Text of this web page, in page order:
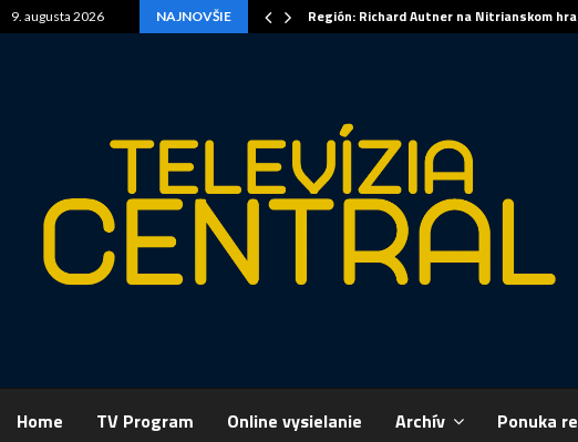
9. augusta 2026 NAJNOVŠIE Región: Richard Autner na Nitrianskom
Home TV Program Online vysielanie Archív Ponuka